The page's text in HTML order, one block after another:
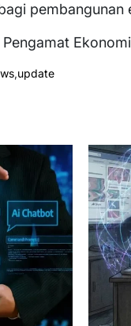
Ekonomi
,update